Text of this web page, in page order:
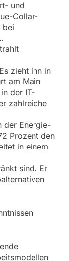
und
Collar-
bei
zieht ihn in
am Main
der IT-
zahlreiche
der Energie-
Prozent den
in einem
sind. Er